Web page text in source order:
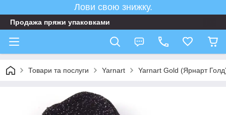
Лови свою знижку.
Продажа пряжи упаковками
Товари та послуги Yarnart Yarnart Gold (Ярнарт